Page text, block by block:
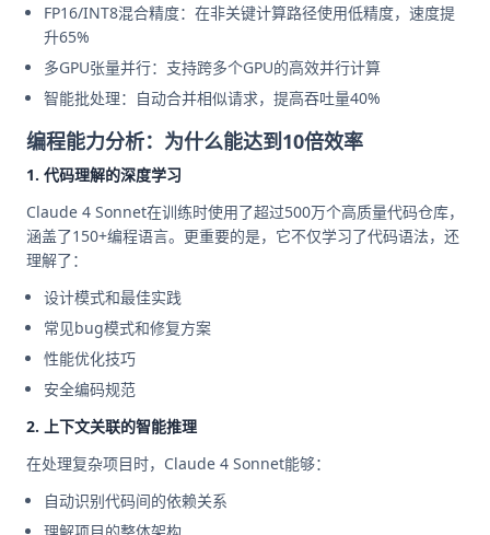
FP16/INT8混合精度：在非关键计算路径使用低精度，速度提
升65%
多GPU张量并行：支持跨多个GPU的高效并行计算
智能批处理：自动合并相似请求，提高吞吐量40%
编程能力分析：为什么能达到10倍效率
1. 代码理解的深度学习
Claude 4 Sonnet在训练时使用了超过500万个高质量代码仓库，
涵盖了150+编程语言。更重要的是，它不仅学习了代码语法，还
理解了：
设计模式和最佳实践
常见bug模式和修复方案
性能优化技巧
安全编码规范
2. 上下文关联的智能推理
在处理复杂项目时，Claude 4 Sonnet能够：
自动识别代码间的依赖关系
理解项目的整体架构